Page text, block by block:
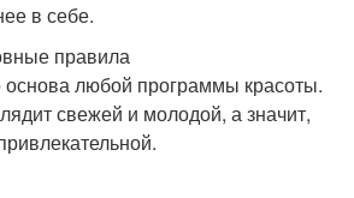
в себе.
правила
основа любой программы красоты.
свежей и молодой, а значит,